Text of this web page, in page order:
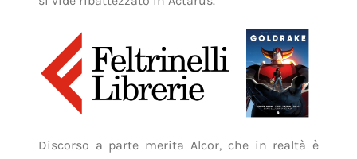
Discorso a parte merita Alcor, che in realtà è